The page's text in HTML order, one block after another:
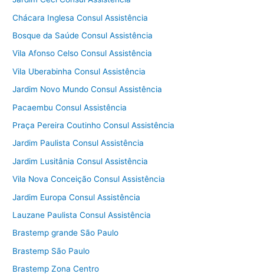
Chácara Inglesa Consul Assistência
Bosque da Saúde Consul Assistência
Vila Afonso Celso Consul Assistência
Vila Uberabinha Consul Assistência
Jardim Novo Mundo Consul Assistência
Pacaembu Consul Assistência
Praça Pereira Coutinho Consul Assistência
Jardim Paulista Consul Assistência
Jardim Lusitânia Consul Assistência
Vila Nova Conceição Consul Assistência
Jardim Europa Consul Assistência
Lauzane Paulista Consul Assistência
Brastemp grande São Paulo
Brastemp São Paulo
Brastemp Zona Centro